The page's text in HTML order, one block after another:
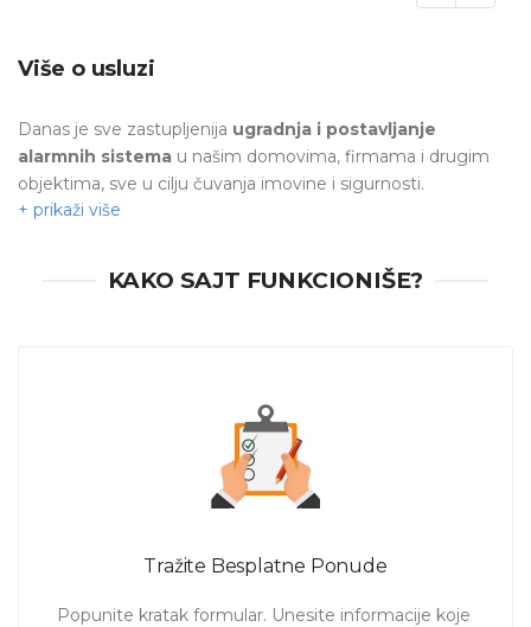
Više o usluzi
Danas je sve zastupljenija ugradnja i postavljanje
alarmnih sistema u našim domovima, firmama i drugim
objektima, sve u cilju čuvanja imovine i sigurnosti.
pravom ste mestu. Pošaljite zahtev i uskoro ćete dobiti
KAKO SAJT FUNKCIONIŠE?
Tražite Besplatne Ponude
Popunite kratak formular. Unesite informacije koje